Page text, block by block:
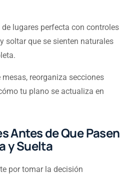
lugares perfecta con controles
soltar que se sienten naturales
reorganiza secciones
tu plano se actualiza en
Antes de Que Pasen
y Suelta
por tomar la decisión